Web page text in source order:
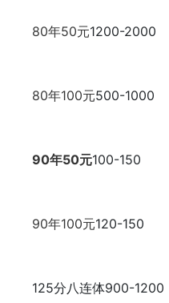
80年50元1200-2000
80年100元500-1000
90年50元100-150
90年100元120-150
125分八连体900-1200